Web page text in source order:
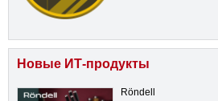
Новые ИТ-продукты
Röndell